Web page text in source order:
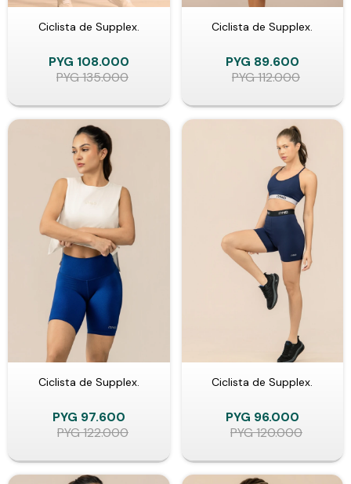
Ciclista de Supplex.
PYG 108.000
PYG135.000
Ciclista de Supplex.
PYG 89.600
PYG112.000
Ciclista de Supplex.
PYG 97.600
PYG122.000
Ciclista de Supplex.
PYG 96.000
PYG120.000